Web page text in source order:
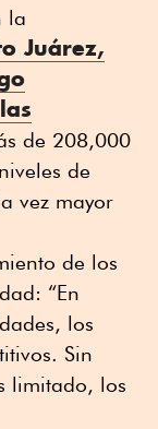
la
Juárez,
de 208,000
de
vez mayor
de los
“En
los
Sin
limitado, los